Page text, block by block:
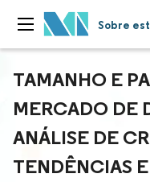
Sobre
TAMANHO E
MERCADO DE
ANÁLISE DE
TENDÊNCIAS